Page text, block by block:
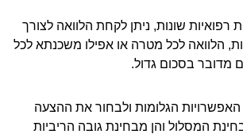
רפואיות שונות, ניתן לקחת הלוואה לצורך
הלוואה לכל מטרה או אפילו משכנתא לכל
בסכום גדול.
הגלומות ולבחור את ההצעה
המסלול והן מבחינת גובה הריביות